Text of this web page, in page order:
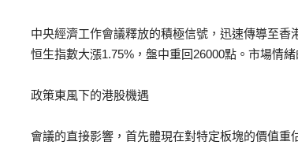
中央經濟工作會議釋放的積極信號，迅速傳導至香
恒生指數大漲1.75%，盤中重回26000點。市場情
政策東風下的港股機遇
會議的直接影響，首先體現在對特定板塊的價值